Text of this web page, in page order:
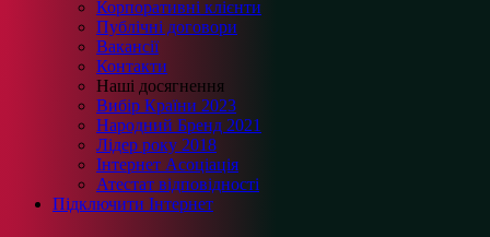
Корпоративні клієнти
Публічні договори
Вакансії
Контакти
Наші досягнення
Вибір Країни 2023
Народний Бренд 2021
Лідер року 2018
Інтернет Асоціація
Атестат відповідності
Підключити Інтернет